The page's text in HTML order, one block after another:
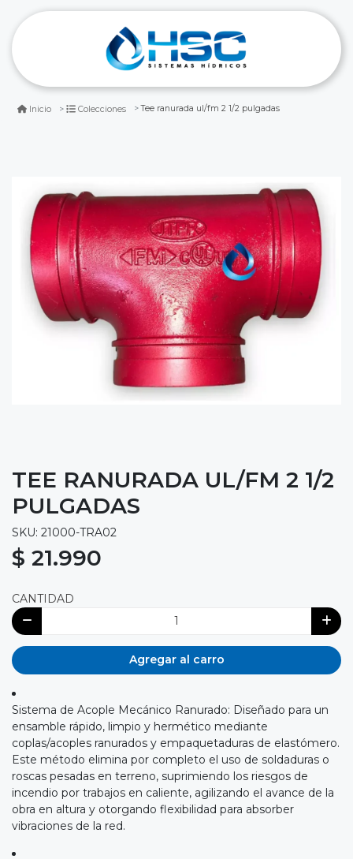
Inicio Colecciones Tee ranurada ul/fm 2 1/2 pulgadas
TEE RANURADA UL/FM 2 1/2
PULGADAS
SKU: 21000-TRA02
$ 21.990
CANTIDAD
Agregar al carro
Sistema de Acople Mecánico Ranurado: Diseñado para un
ensamble rápido, limpio y hermético mediante
coplas/acoples ranurados y empaquetaduras de elastómero.
Este método elimina por completo el uso de soldaduras o
roscas pesadas en terreno, suprimiendo los riesgos de
incendio por trabajos en caliente, agilizando el avance de la
obra en altura y otorgando flexibilidad para absorber
vibraciones de la red.